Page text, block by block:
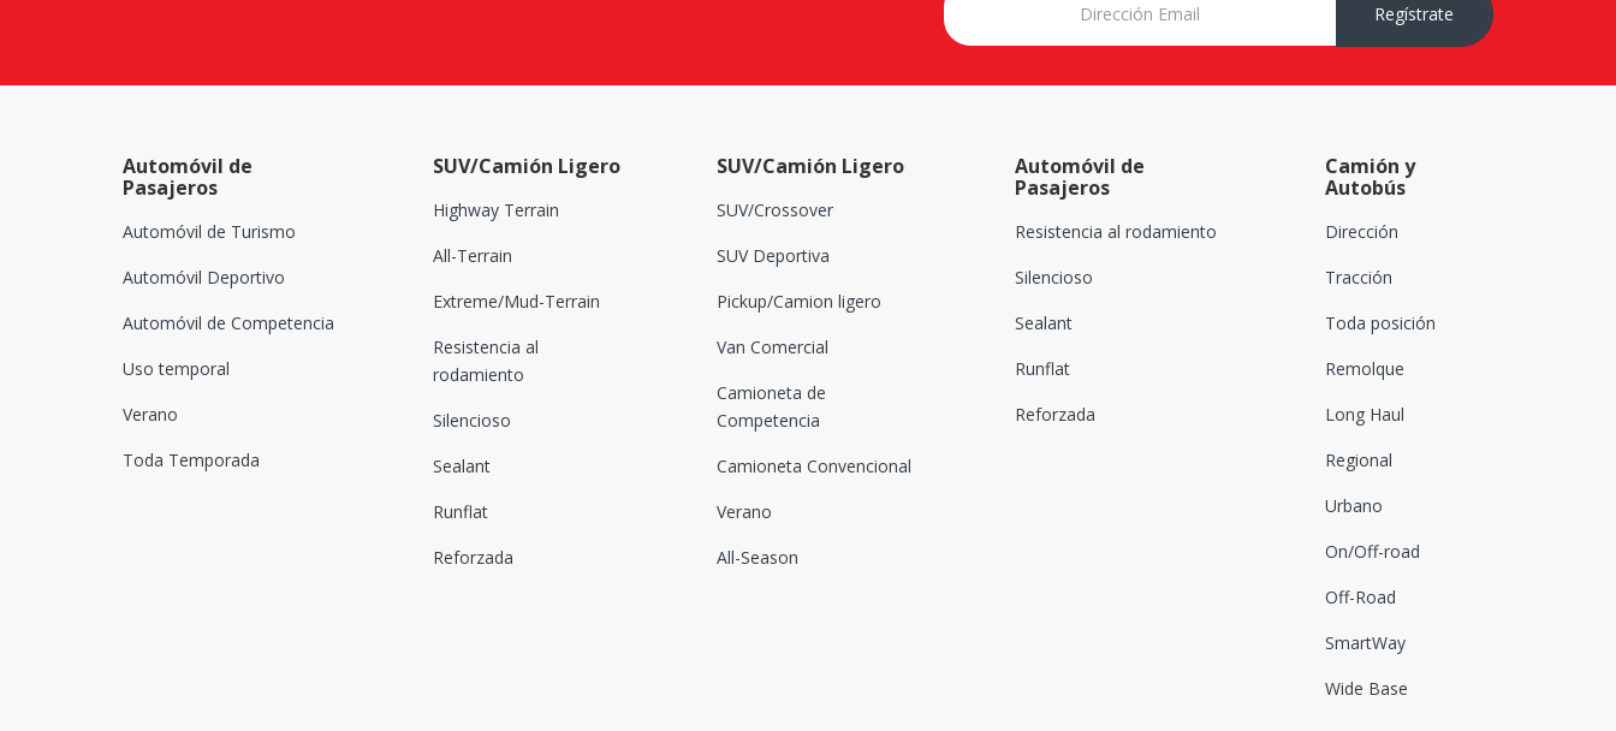
Regístrate
Automóvil de
Pasajeros
Automóvil de Turismo
Automóvil Deportivo
Automóvil de Competencia
Uso temporal
Verano
Toda Temporada
SUV/Camión Ligero
Highway Terrain
All-Terrain
Extreme/Mud-Terrain
Resistencia al
rodamiento
Silencioso
Sealant
Runflat
Reforzada
SUV/Camión Ligero
SUV/Crossover
SUV Deportiva
Pickup/Camion ligero
Van Comercial
Camioneta de
Competencia
Camioneta Convencional
Verano
All-Season
Automóvil de
Pasajeros
Resistencia al rodamiento
Silencioso
Sealant
Runflat
Reforzada
Camión y
Autobús
Dirección
Tracción
Toda posición
Remolque
Long Haul
Regional
Urbano
On/Off-road
Off-Road
SmartWay
Wide Base